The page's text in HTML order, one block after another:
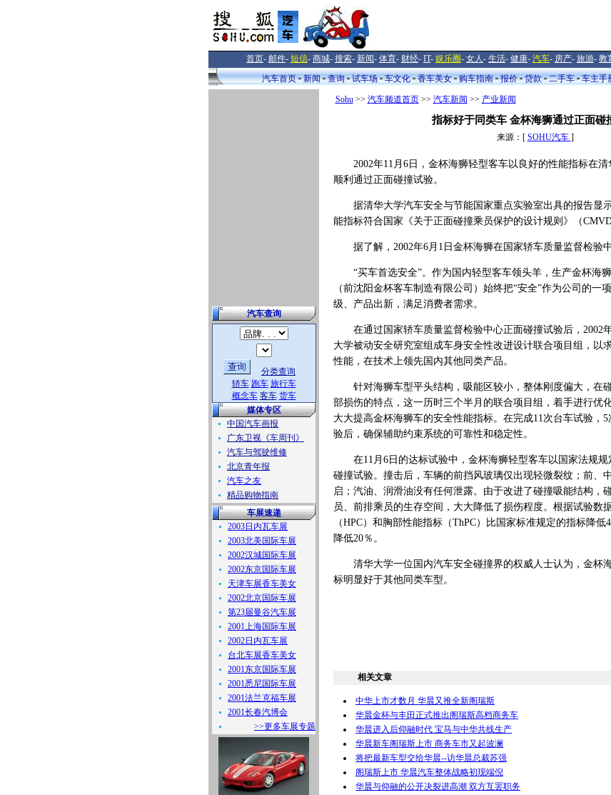
首页- 邮件- 短信- 商城- 搜索- 新闻- 体育- 财经- IT- 娱乐圈- 女人- 生活- 健康- 汽车- 房产- 旅游- 教
汽车首页
新闻 查询 试车场 车文化 香车美女 购车指南 报价 贷款 二手车 车主手
汽车查询
分类查询
轿车 跑车 旅行车
概念车 客车 货车
媒体专区
中国汽车画报
广东卫视《车周刊》
汽车与驾驶维修
北京青年报
汽车之友
精品购物指南
车展速递
2003日内瓦车展
2003北美国际车展
2002汉城国际车展
2002东京国际车展
天津车展香车美女
2002北京国际车展
第23届曼谷汽车展
2001上海国际车展
2002日内瓦车展
台北车展香车美女
2001东京国际车展
2001悉尼国际车展
2001法兰克福车展
2001长春汽博会
>>更多车展专题
Sohu>> 汽车频道首页>> 汽车新闻 >> 产业新闻
指标好于同类车 金杯海狮通过正面碰
来源：[ SOHU汽车 ]
2002年11月6日，金杯海狮轻型客车以良好的性能指标在清
顺利通过正面碰撞试验。
据清华大学汽车安全与节能国家重点实验室出具的报告显
能指标符合国家《关于正面碰撞乘员保护的设计规则》（
据了解，2002年6月1日金杯海狮在国家轿车质量监督检验中
“买车首选安全”。作为国内轻型客车领头羊，生产金杯海狮
（前沈阳金杯客车制造有限公司）始终把“安全”作为公司的一
级、产品出新，满足消费者需求。
在通过国家轿车质量监督检验中心正面碰撞试验后，2002
大学被动安全研究室组成车身安全性改进设计联合项目组，以
性能，在技术上领先国内其他同类产品。
针对海狮车型平头结构，吸能区较小，整体刚度偏大，在
部损伤的特点，这一历时三个半月的联合项目组，着手进行优
大大提高金杯海狮车的安全性能指标。在完成11次台车试验，
验后，确保辅助约束系统的可靠性和稳定性。
在11月6日的达标试验中，金杯海狮轻型客车以国家法规规
碰撞试验。撞击后，车辆的前挡风玻璃仅出现轻微裂纹；前、
启；汽油、润滑油没有任何泄露。由于改进了碰撞吸能结构，
员、前排乘员的生存空间，大大降低了损伤程度。根据试验数
（HPC）和胸部性能指标（ThPC）比国家标准规定的指标降低
降低20％。
清华大学一位国内汽车安全碰撞界的权威人士认为，金杯
标明显好于其他同类车型。
相关文章
中华上市才数月 华晨又推全新阁瑞斯
华晨金杯与丰田正式推出阁瑞斯高档商务车
华晨进入后仰融时代 宝马与中华共线生产
华晨新车阁瑞斯上市 商务车市又起波澜
将把最新车型交给华晨--访华晨总裁苏强
阁瑞斯上市 华晨汽车整体战略初现端倪
华晨与仰融的公开决裂进高潮 双方互罢职务